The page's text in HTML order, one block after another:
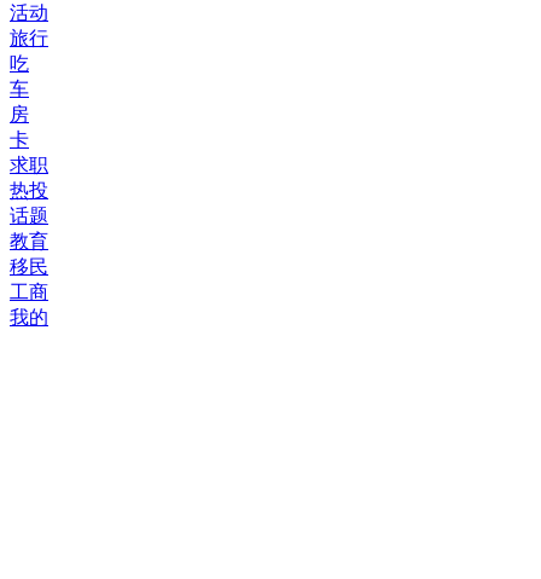
活动
旅行
吃
车
房
卡
求职
热投
话题
教育
移民
工商
我的